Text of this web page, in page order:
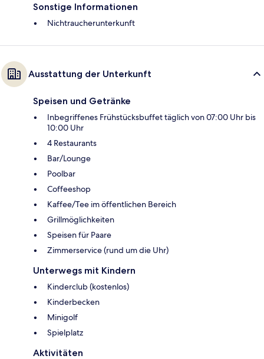
Sonstige Informationen
Nichtraucherunterkunft
Ausstattung der Unterkunft
Speisen und Getränke
Inbegriffenes Frühstücksbuffet täglich von 07:00 Uhr bis
10:00 Uhr
4 Restaurants
Bar/Lounge
Poolbar
Coffeeshop
Kaffee/Tee im öffentlichen Bereich
Grillmöglichkeiten
Speisen für Paare
Zimmerservice (rund um die Uhr)
Unterwegs mit Kindern
Kinderclub (kostenlos)
Kinderbecken
Minigolf
Spielplatz
Aktivitäten